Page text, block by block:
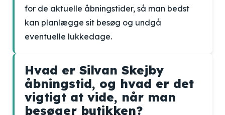
for de aktuelle åbningstider, så man bedst
kan planlægge sit besøg og undgå
eventuelle lukkedage.
Hvad er Silvan Skejby
åbningstid, og hvad er det
vigtigt at vide, når man
besøger butikken?